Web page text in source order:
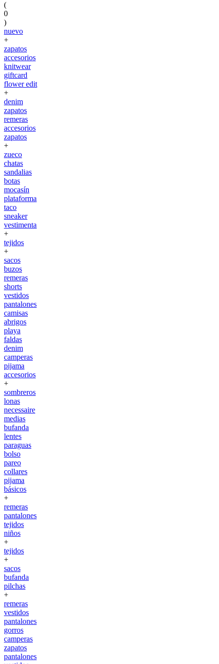
(
0
)
nuevo
+
zapatos
accesorios
knitwear
giftcard
flower edit
+
denim
zapatos
remeras
accesorios
zapatos
+
zueco
chatas
sandalias
botas
mocasín
plataforma
taco
sneaker
vestimenta
+
tejidos
+
sacos
buzos
remeras
shorts
vestidos
pantalones
camisas
abrigos
playa
faldas
denim
camperas
pijama
accesorios
+
sombreros
lonas
necessaire
medias
bufanda
lentes
paraguas
bolso
pareo
collares
pijama
básicos
+
remeras
pantalones
tejidos
niños
+
tejidos
+
sacos
bufanda
pilchas
+
remeras
vestidos
pantalones
gorros
camperas
zapatos
pantalones